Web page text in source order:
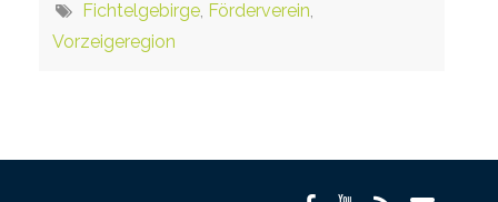
Fichtelgebirge Förderverein
Vorzeigeregion